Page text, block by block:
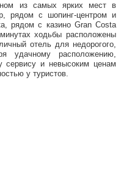
из самых ярких мест в
рядом с шопинг-центром и
рядом с казино Gran Costa
ходьбы расположены
отель для недорогого,
удачному расположению,
и невысоким ценам
у туристов.